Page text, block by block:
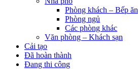
Phòng khách – Bếp ăn
Phòng ngủ
Các phòng khác
Văn phòng – Khách sạn
Cải tạo
Đã hoàn thành
Đang thi công